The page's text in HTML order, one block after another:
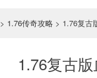
> 1.76传奇攻略 > 1.76复古
1.76复古